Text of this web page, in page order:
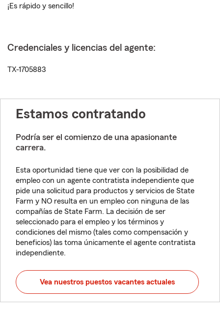
¡Es rápido y sencillo!
Credenciales y licencias del agente:
TX-1705883
Estamos contratando
Podría ser el comienzo de una apasionante
carrera.
Esta oportunidad tiene que ver con la posibilidad de
empleo con un agente contratista independiente que
pide una solicitud para productos y servicios de State
Farm y NO resulta en un empleo con ninguna de las
compañías de State Farm. La decisión de ser
seleccionado para el empleo y los términos y
condiciones del mismo (tales como compensación y
beneficios) las toma únicamente el agente contratista
independiente.
Vea nuestros puestos vacantes actuales